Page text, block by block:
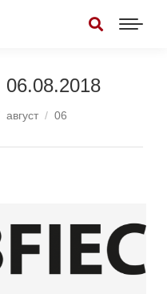
06.08.2018
август 06